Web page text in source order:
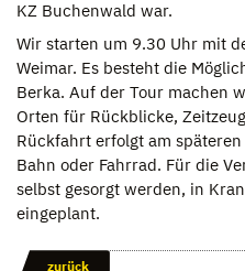
KZ Buchen­wald war.
Wir star­ten um 9.30 Uhr mit
Wei­mar. Es besteht die
Berka. Auf der Tour machen
Orten für Rück­bli­cke,
Rück­fahrt erfolgt am
Bahn oder Fahr­rad. Für die
selbst gesorgt wer­den, in
ein­ge­plant.
zurück